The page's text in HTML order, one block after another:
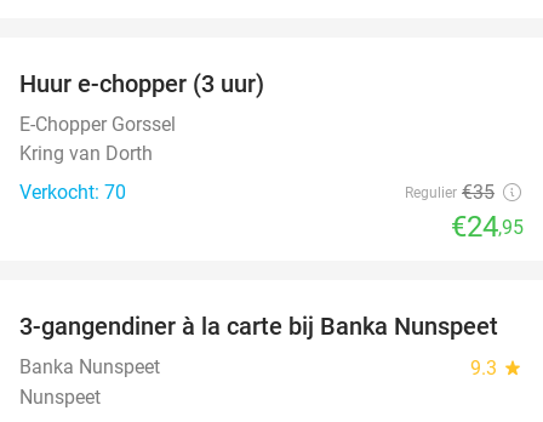
Huur e-chopper (3 uur)
E-Chopper Gorssel
Kring van Dorth
Verkocht: 70
Regulier €35
€24,95
53%
3-gangendiner à la carte bij Banka Nunspeet
Banka Nunspeet 9.3 star
Nunspeet